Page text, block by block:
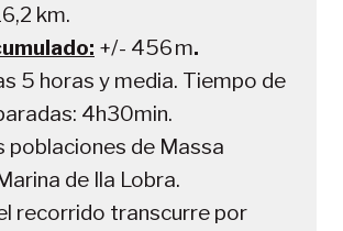
km.
+/- 456 m.
5 horas y media. Tiempo de
4h30min.
poblaciones de Massa
de Ila Lobra.
recorrido transcurre por